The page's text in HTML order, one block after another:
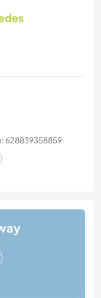
628839358859